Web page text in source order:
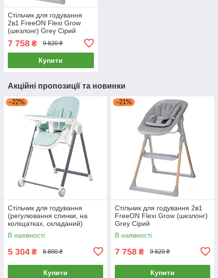
Стільчик для годування
2в1 FreeON Flexi Grow
(шезлонг) Grey Сірий
7 758 ₴ 9 820 ₴
Купити
Акційні пропозиції та новинки
–22%
Стільчик для годування
(регулювання спинки, на
коліщатках, складаний)
FreeON SVEN Mint 31306
М'ятний
В наявності
5 304 ₴ 6 800 ₴
Купити
–21%
Стільчик для годування 2в1
FreeON Flexi Grow (шезлонг)
Grey Сірий
В наявності
7 758 ₴ 9 820 ₴
Купити